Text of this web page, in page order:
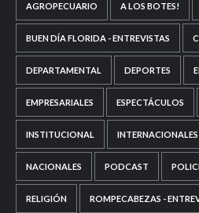
AGROPECUARIO A LOS BOTES!
BUEN DÍA FLORIDA - ENTREVISTAS
DEPARTAMENTAL DEPORTES
EMPRESARIALES ESPECTÁCULOS
INSTITUCIONAL INTERNACIONALES
NACIONALES PODCAST
RELIGIÓN ROMPECABEZAS -